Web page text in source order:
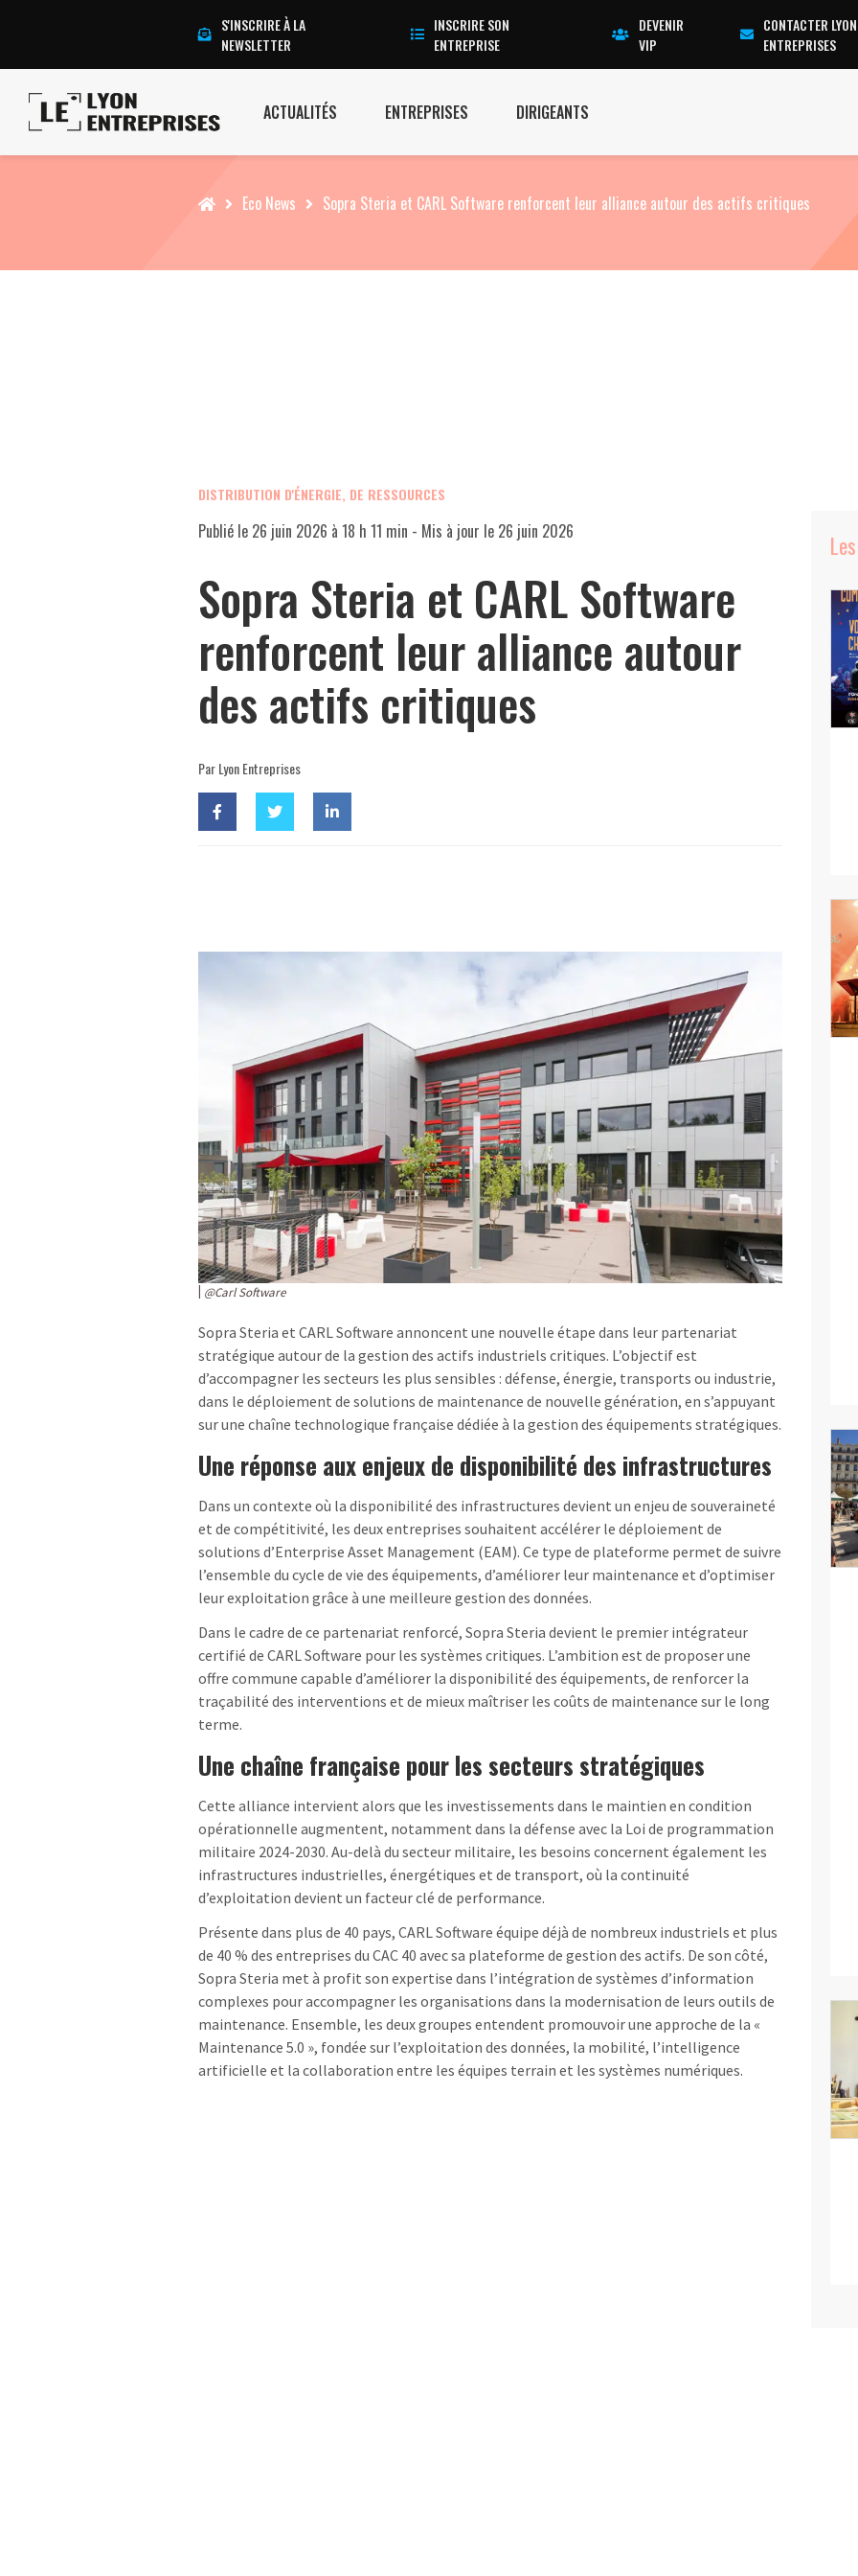
S'INSCRIRE À LA
NEWSLETTER
INSCRIRE SON
ENTREPRISE
DEVENIR
VIP
CONTACTER LYON
ENTREPRISES
ACTUALITÉS ENTREPRISES DIRIGEANTS
Accueil Eco News Sopra Steria et CARL Software renforcent leur alliance autour des actifs critiques
DISTRIBUTION D'ÉNERGIE, DE RESSOURCES
Publié le 26 juin 2026 à 18 h 11 min - Mis à jour le 26 juin 2026
Sopra Steria et CARL Software
renforcent leur alliance autour
des actifs critiques
Par Lyon Entreprises
@Carl Software
Sopra Steria et CARL Software annoncent une nouvelle étape dans leur partenariat
stratégique autour de la gestion des actifs industriels critiques. L’objectif est
d’accompagner les secteurs les plus sensibles : défense, énergie, transports ou industrie,
dans le déploiement de solutions de maintenance de nouvelle génération, en s’appuyant
sur une chaîne technologique française dédiée à la gestion des équipements stratégiques.
Une réponse aux enjeux de disponibilité des infrastructures
Dans un contexte où la disponibilité des infrastructures devient un enjeu de souveraineté
et de compétitivité, les deux entreprises souhaitent accélérer le déploiement de
solutions d’Enterprise Asset Management (EAM). Ce type de plateforme permet de suivre
l’ensemble du cycle de vie des équipements, d’améliorer leur maintenance et d’optimiser
leur exploitation grâce à une meilleure gestion des données.
Dans le cadre de ce partenariat renforcé, Sopra Steria devient le premier intégrateur
certifié de CARL Software pour les systèmes critiques. L’ambition est de proposer une
offre commune capable d’améliorer la disponibilité des équipements, de renforcer la
traçabilité des interventions et de mieux maîtriser les coûts de maintenance sur le long
terme.
Une chaîne française pour les secteurs stratégiques
Cette alliance intervient alors que les investissements dans le maintien en condition
opérationnelle augmentent, notamment dans la défense avec la Loi de programmation
militaire 2024-2030. Au-delà du secteur militaire, les besoins concernent également les
infrastructures industrielles, énergétiques et de transport, où la continuité
d’exploitation devient un facteur clé de performance.
Présente dans plus de 40 pays, CARL Software équipe déjà de nombreux industriels et plus
de 40 % des entreprises du CAC 40 avec sa plateforme de gestion des actifs. De son côté,
Sopra Steria met à profit son expertise dans l’intégration de systèmes d’information
complexes pour accompagner les organisations dans la modernisation de leurs outils de
maintenance. Ensemble, les deux groupes entendent promouvoir une approche de la «
Maintenance 5.0 », fondée sur l’exploitation des données, la mobilité, l’intelligence
artificielle et la collaboration entre les équipes terrain et les systèmes numériques.